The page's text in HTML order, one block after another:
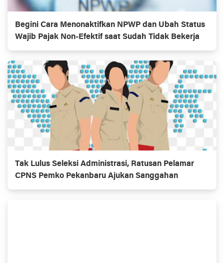
Begini Cara Menonaktifkan NPWP dan Ubah Status
Wajib Pajak Non-Efektif saat Sudah Tidak Bekerja
Tak Lulus Seleksi Administrasi, Ratusan Pelamar
CPNS Pemko Pekanbaru Ajukan Sanggahan